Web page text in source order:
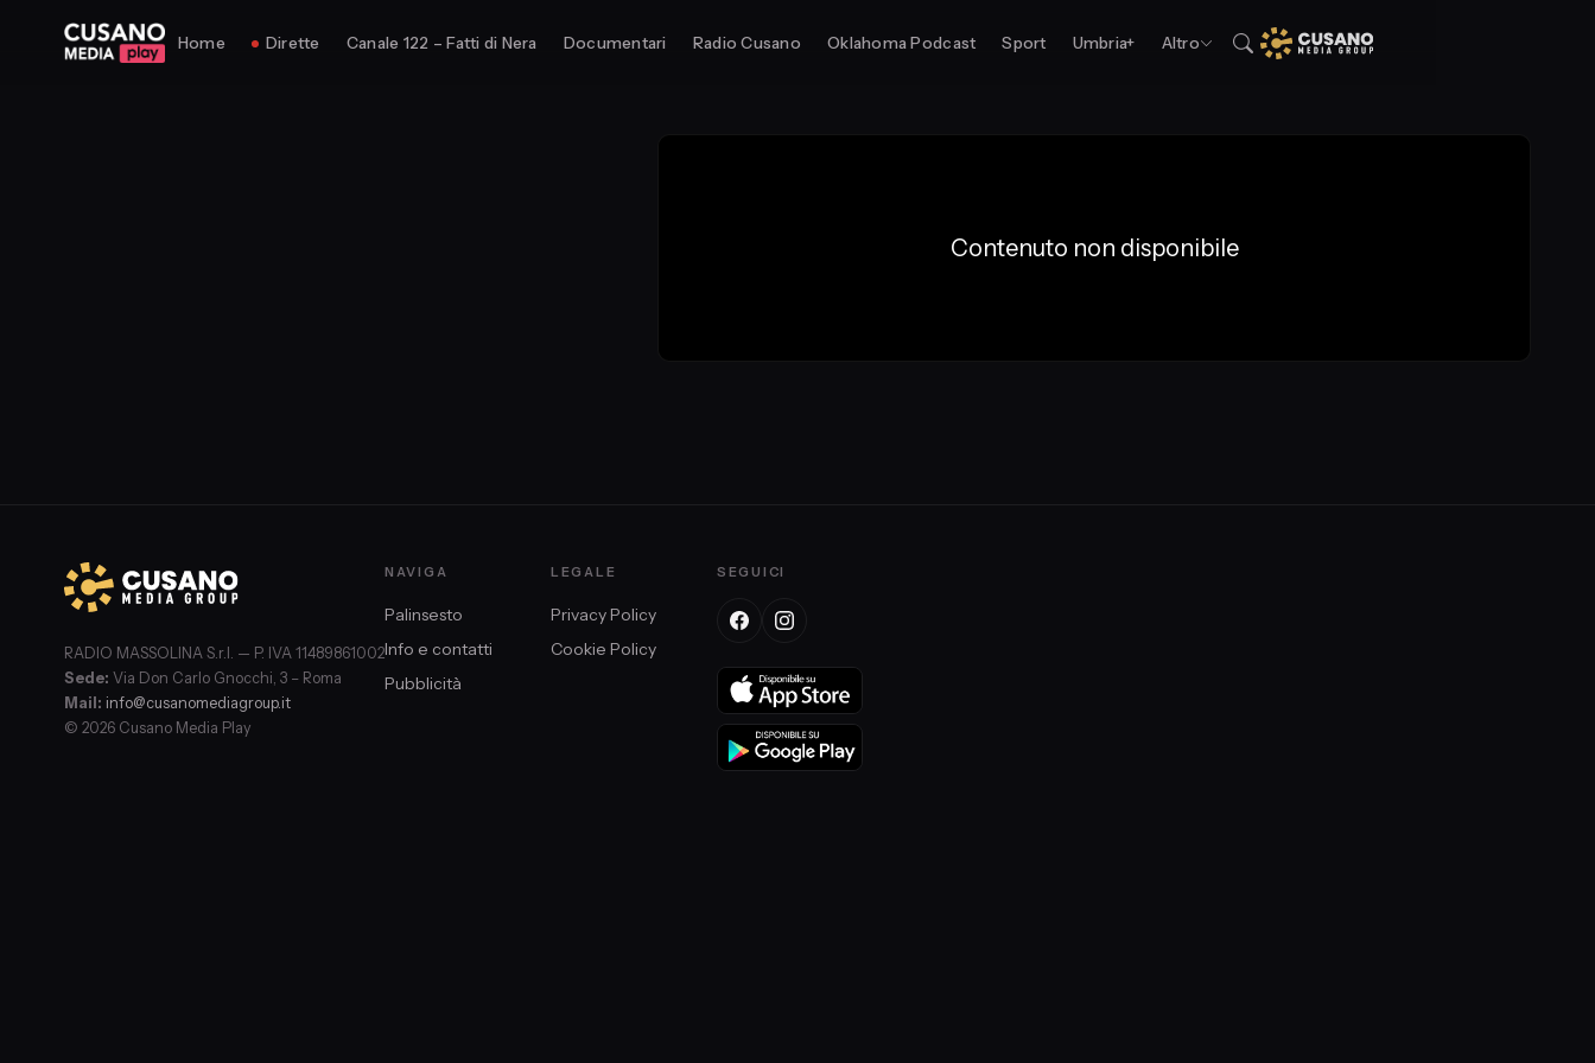
Home Dirette Canale 122 – Fatti di Nera Documentari Radio Cusano Oklahoma Podcast Sport Umbria+ Altro
Contenuto non disponibile
RADIO MASSOLINA S.r.l. — P. IVA 11489861002
Sede: Via Don Carlo Gnocchi, 3 – Roma
Mail: info@cusanomediagroup.it
© 2026 Cusano Media Play
NAVIGA
Palinsesto
Info e contatti
Pubblicità
LEGALE
Privacy Policy
Cookie Policy
SEGUICI